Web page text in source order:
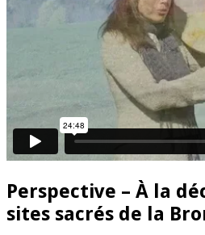
Perspective – À la
sites sacrés de la